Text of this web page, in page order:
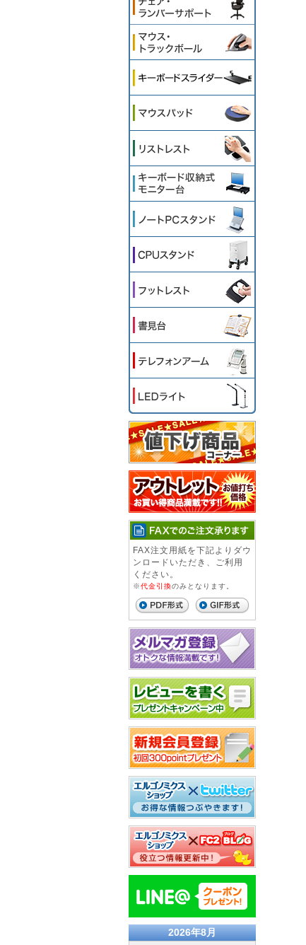
FAX注文用紙を下記よりダウ
ンロードいただき、ご利用
ください。
※代金引換のみとなります。
2026年8月